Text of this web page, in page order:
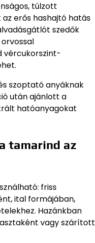
túlzott
erős hashajtó hatás
szedők
vércukorszint-
szoptató anyáknak
után ajánlott a
hatóanyagokat
tamarind az
friss
ital formájában,
Hazánkban
vagy szárított